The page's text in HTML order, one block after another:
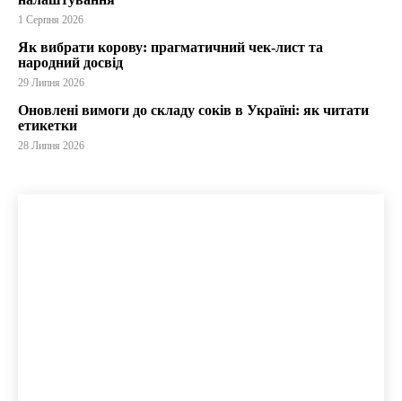
1 Серпня 2026
Як вибрати корову: прагматичний чек-лист та
народний досвід
29 Липня 2026
Оновлені вимоги до складу соків в Україні: як читати
етикетки
28 Липня 2026